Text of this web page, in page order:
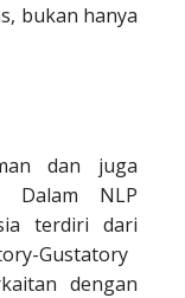
bukan hanya
dan juga
Dalam NLP
terdiri dari
Gustatory
dengan